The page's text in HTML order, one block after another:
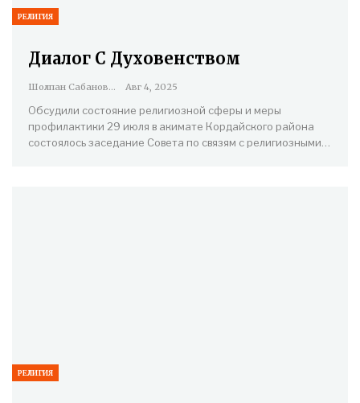
РЕЛИГИЯ
Диалог С Духовенством
Шолпан Сабанова Авг 4, 2025
Обсудили состояние религиозной сферы и меры
профилактики 29 июля в акимате Кордайского района
состоялось заседание Совета по связям с религиозными…
РЕЛИГИЯ